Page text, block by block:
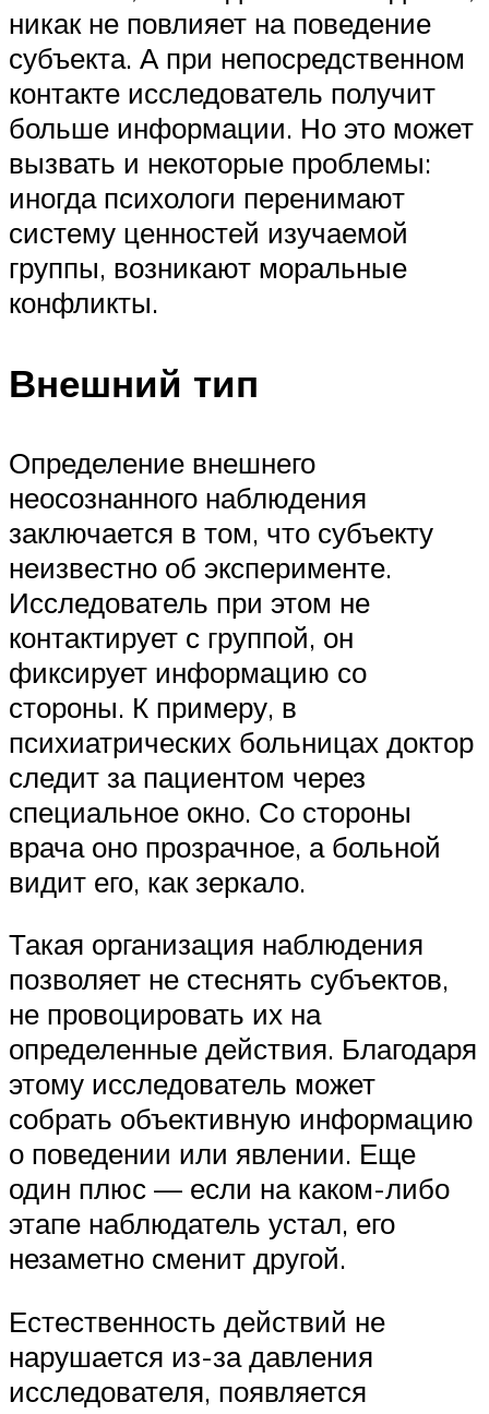
никак не повлияет на поведение
субъекта. А при непосредственном
контакте исследователь получит
больше информации. Но это может
вызвать и некоторые проблемы:
иногда психологи перенимают
систему ценностей изучаемой
группы, возникают моральные
конфликты.
Внешний тип
Определение внешнего
неосознанного наблюдения
заключается в том, что субъекту
неизвестно об эксперименте.
Исследователь при этом не
контактирует с группой, он
фиксирует информацию со
стороны. К примеру, в
психиатрических больницах доктор
следит за пациентом через
специальное окно. Со стороны
врача оно прозрачное, а больной
видит его, как зеркало.
Такая организация наблюдения
позволяет не стеснять субъектов,
не провоцировать их на
определенные действия. Благодаря
этому исследователь может
собрать объективную информацию
о поведении или явлении. Еще
один плюс — если на каком-либо
этапе наблюдатель устал, его
незаметно сменит другой.
Естественность действий не
нарушается из-за давления
исследователя, появляется